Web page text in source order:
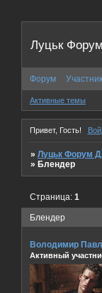
Луцьк
Форум
Активные темы
Привет, Гость!
»Луцьк Форум
»Блендер
Блендер
Страница:1
Володимир
Активный